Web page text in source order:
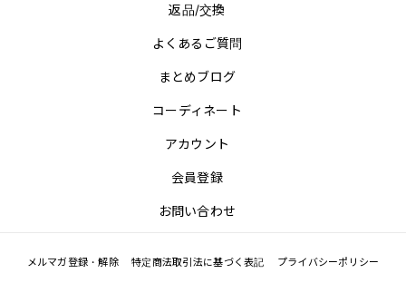
返品/交換
よくあるご質問
まとめブログ
コーディネート
アカウント
会員登録
お問い合わせ
メルマガ登録・解除 特定商法取引法に基づく表記 プライバシーポリシー